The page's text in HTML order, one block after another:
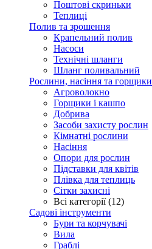
Поштові скриньки
Теплиці
Полив та зрошення
Крапельний полив
Насоси
Технічні шланги
Шланг поливальний
Рослини, насіння та горщики
Агроволокно
Горщики і кашпо
Добрива
Засоби захисту рослин
Кімнатні рослини
Насіння
Опори для рослин
Підставки для квітів
Плівка для теплиць
Сітки захисні
Всі категорії (12)
Садові інструменти
Бури та корчувачі
Вила
Граблі